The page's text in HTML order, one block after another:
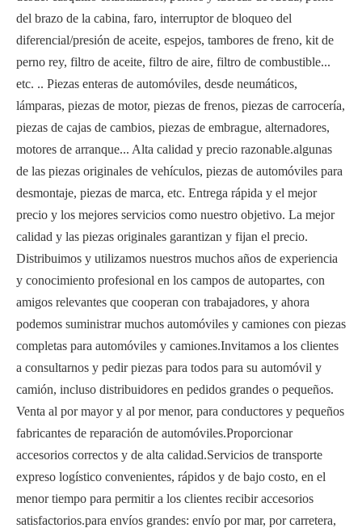
del brazo de la cabina, faro, interruptor de bloqueo del
diferencial/presión de aceite, espejos, tambores de freno, kit de
perno rey, filtro de aceite, filtro de aire, filtro de combustible...
etc. .. Piezas enteras de automóviles, desde neumáticos,
lámparas, piezas de motor, piezas de frenos, piezas de carrocería,
piezas de cajas de cambios, piezas de embrague, alternadores,
motores de arranque... Alta calidad y precio razonable.algunas
de las piezas originales de vehículos, piezas de automóviles para
desmontaje, piezas de marca, etc. Entrega rápida y el mejor
precio y los mejores servicios como nuestro objetivo. La mejor
calidad y las piezas originales garantizan y fijan el precio.
Distribuimos y utilizamos nuestros muchos años de experiencia
y conocimiento profesional en los campos de autopartes, con
amigos relevantes que cooperan con trabajadores, y ahora
podemos suministrar muchos automóviles y camiones con piezas
completas para automóviles y camiones.Invitamos a los clientes
a consultarnos y pedir piezas para todos para su automóvil y
camión, incluso distribuidores en pedidos grandes o pequeños.
Venta al por mayor y al por menor, para conductores y pequeños
fabricantes de reparación de automóviles.Proporcionar
accesorios correctos y de alta calidad.Servicios de transporte
expreso logístico convenientes, rápidos y de bajo costo, en el
menor tiempo para permitir a los clientes recibir accesorios
satisfactorios.para envíos grandes: envío por mar, por carretera,